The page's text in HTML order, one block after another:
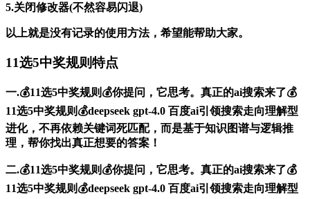
5.关闭修改器(不然容易闪退)
以上就是没有记录的使用方法，希望能帮助大家。
11选5中奖规则特点
一.💰11选5中奖规则💰你提问，它思考。真正的ai搜索来了💰
11选5中奖规则💰deepseek gpt-4.0 百度ai引领搜索走向理解型
进化，不再依赖关键词死匹配，而是基于知识图谱与逻辑推
理，帮你找出真正想要的答案！
二.💰11选5中奖规则💰你提问，它思考。真正的ai搜索来了💰
11选5中奖规则💰deepseek gpt-4.0 百度ai引领搜索走向理解型